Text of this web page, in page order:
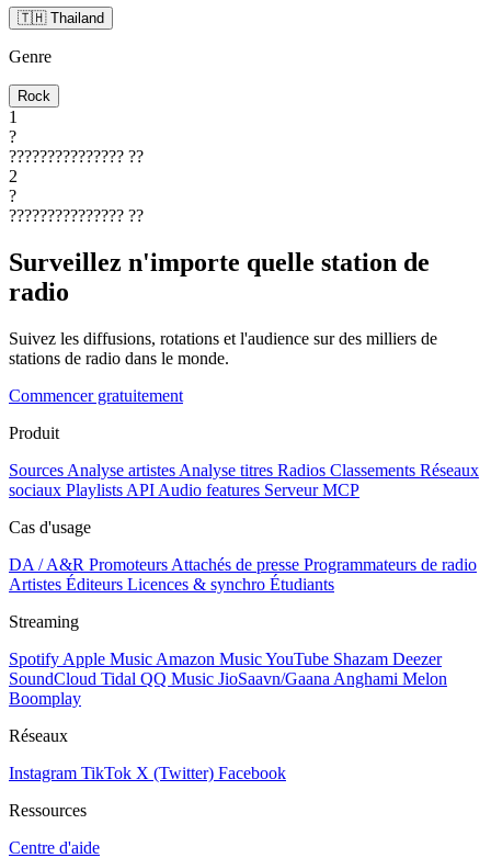
🇹🇭 Thailand
Genre
Rock
1
?
??????????????? ??
2
?
??????????????? ??
Surveillez n'importe quelle station de
radio
Suivez les diffusions, rotations et l'audience sur des milliers de
stations de radio dans le monde.
Commencer gratuitement
Produit
Sources Analyse artistes Analyse titres Radios Classements Réseaux
sociaux Playlists API Audio features Serveur MCP
Cas d'usage
DA / A&R Promoteurs Attachés de presse Programmateurs de radio
Artistes Éditeurs Licences & synchro Étudiants
Streaming
Spotify Apple Music Amazon MusicYouTube Shazam Deezer
SoundCloud Tidal QQ Music JioSaavn/Gaana Anghami Melon
Boomplay
Réseaux
Instagram TikTok X (Twitter) Facebook
Ressources
Centre d'aide